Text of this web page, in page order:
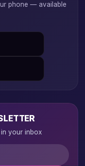
phone — available
your inbox